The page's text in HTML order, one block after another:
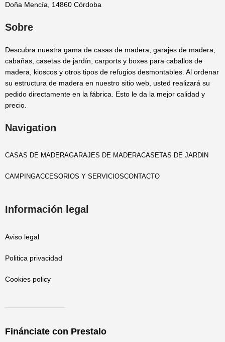
Doña Mencía, 14860 Córdoba
Sobre
Descubra nuestra gama de casas de madera, garajes de madera,
cabañas, casetas de jardín, carports y boxes para caballos de
madera, kioscos y otros tipos de refugios desmontables. Al ordenar
su estructura de madera en nuestro sitio web, usted realizará su
pedido directamente en la fábrica. Esto le da la mejor calidad y
precio.
Navigation
CASAS DE MADERAGARAJES DE MADERACASETAS DE JARDIN
CAMPINGACCESORIOS Y SERVICIOSCONTACTO
Información legal
Aviso legal
Politica privacidad
Cookies policy
Finánciate con Prestalo